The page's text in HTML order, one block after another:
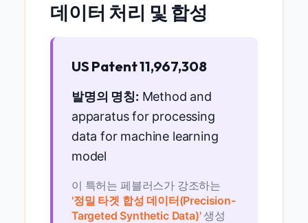
데이터 처리 및 합성
US Patent 11,967,308
발명의 명칭: Method and
apparatus for processing
data for machine learning
model
이 특허는 페블러스가 강조하는
'정밀 타겟 합성 데이터(Precision-
Targeted Synthetic Data)'생성